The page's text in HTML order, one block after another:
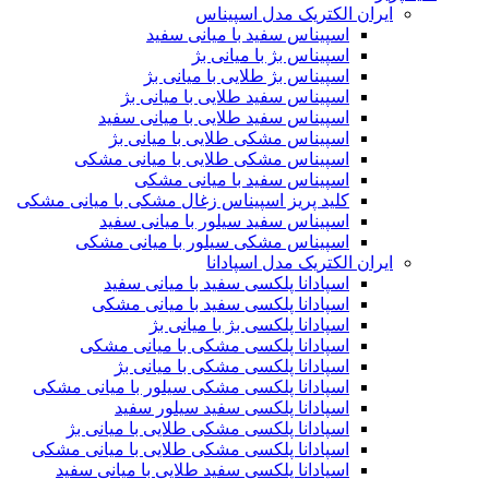
ایران الکتریک مدل اسپیناس
اسپیناس سفید با میانی سفید
اسپیناس بژ با میانی بژ
اسپیناس بژ طلایی با میانی بژ
اسپیناس سفید طلایی با میانی بژ
اسپیناس سفید طلایی با میانی سفید
اسپیناس مشکی طلایی با میانی بژ
اسپیناس مشکی طلایی با میانی مشکی
اسپیناس سفید با میانی مشکی
کلید پریز اسپیناس زغال مشکی با میانی مشکی
اسپیناس سفید سیلور با میانی سفید
اسپیناس مشکی سیلور با میانی مشکی
ایران الکتریک مدل اسپادانا
اسپادانا پلکسی سفید با میانی سفید
اسپادانا پلکسی سفید با میانی مشکی
اسپادانا پلکسی بژ با میانی بژ
اسپادانا پلکسی مشکی با میانی مشکی
اسپادانا پلکسی مشکی با میانی بژ
اسپادانا پلکسی مشکی سیلور با میانی مشکی
اسپادانا پلکسی سفید سیلور سفید
اسپادانا پلکسی مشکی طلایی با میانی بژ
اسپادانا پلکسی مشکی طلایی با میانی مشکی
اسپادانا پلکسی سفید طلایی با میانی سفید